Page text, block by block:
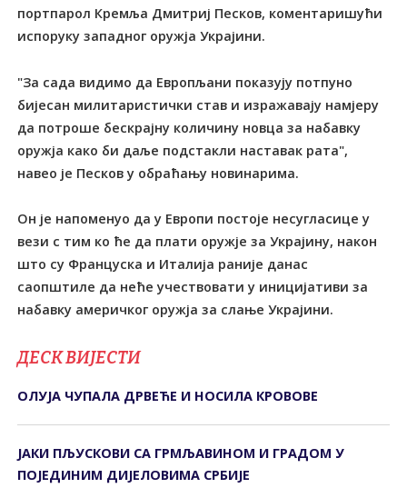
портпарол Кремља Дмитриј Песков, коментаришући
испоруку западног оружја Украјини.
"За сада видимо да Европљани показују потпуно
бијесан милитаристички став и изражавају намјеру
да потроше бескрајну количину новца за набавку
оружја како би даље подстакли наставак рата",
навео је Песков у обраћању новинарима.
Он је напоменуо да у Европи постоје несугласице у
вези с тим ко ће да плати оружје за Украјину, након
што су Француска и Италија раније данас
саопштиле да неће учествовати у иницијативи за
набавку америчког оружја за слање Украјини.
ДЕСК ВИЈЕСТИ
ОЛУЈА ЧУПАЛА ДРВЕЋЕ И НОСИЛА КРОВОВЕ
ЈАКИ ПЉУСКОВИ СА ГРМЉАВИНОМ И ГРАДОМ У
ПОЈЕДИНИМ ДИЈЕЛОВИМА СРБИЈЕ